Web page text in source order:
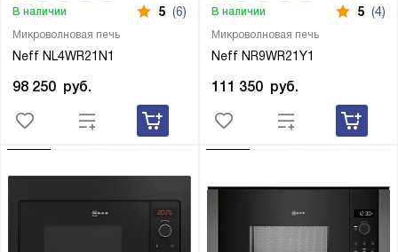
Микроволновая печь
Neff NL4WR21N1
В наличии 5 (6)
98 250 руб.
Микроволновая печь
Neff NR9WR21Y1
В наличии 5 (4)
111 350 руб.